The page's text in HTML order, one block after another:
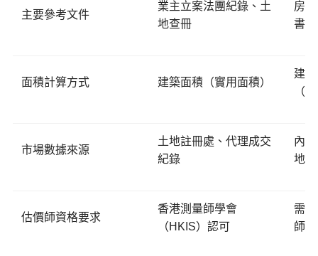
主要參考文件
業主立案法團紀錄、土
地查冊
房
書
面積計算方式 建築面積（實用面積）
建
（
市場數據來源
土地註冊處、代理成交
紀錄
內
地
估價師資格要求
香港測量師學會
（HKIS）認可
需
師